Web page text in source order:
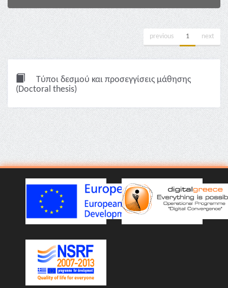
previous 1 next
Τύποι δεσμού και προσεγγίσεις μάθησης
(Doctoral thesis)